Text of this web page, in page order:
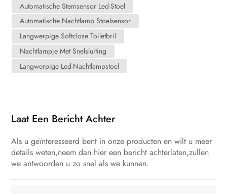
Automatische Stemsensor Led-Stoel
Automatische Nachtlamp Stoelsensor
Langwerpige Softclose Toiletbril
Nachtlampje Met Snelsluiting
Langwerpige Led-Nachtlampstoel
Laat Een Bericht Achter
Als u geïnteresseerd bent in onze producten en wilt u meer
details weten,neem dan hier een bericht achterlaten,zullen
we antwoorden u zo snel als we kunnen.